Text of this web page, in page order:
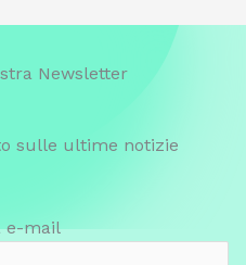
Newsletter
sulle ultime notizie
e-mail